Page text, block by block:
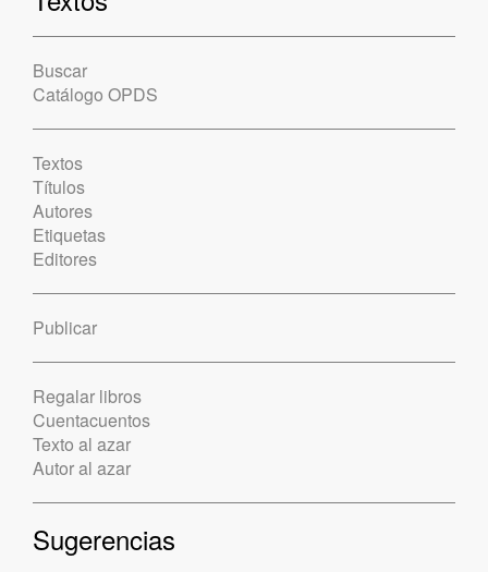
Buscar
Catálogo OPDS
Textos
Títulos
Autores
Etiquetas
Editores
Publicar
Regalar libros
Cuentacuentos
Texto al azar
Autor al azar
Sugerencias